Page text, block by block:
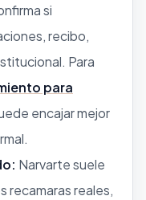
si
recibo,
Para
para
encajar mejor
Narvarte suele
recamaras reales,